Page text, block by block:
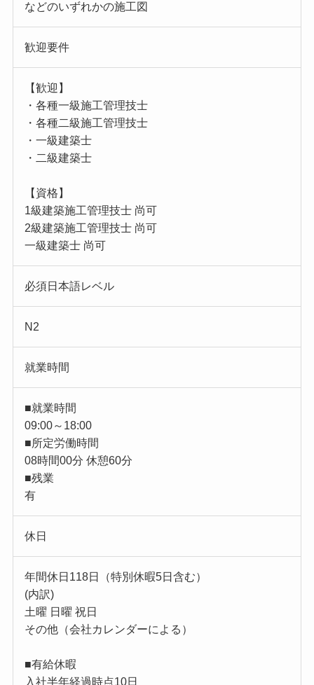
などのいずれかの施工図
歓迎要件
【歓迎】
・各種一級施工管理技士
・各種二級施工管理技士
・一級建築士
・二級建築士
【資格】
1級建築施工管理技士 尚可
2級建築施工管理技士 尚可
一級建築士 尚可
必須日本語レベル
N2
就業時間
■就業時間
09:00～18:00
■所定労働時間
08時間00分 休憩60分
■残業
有
休日
年間休日118日（特別休暇5日含む）
(内訳)
土曜 日曜 祝日
その他（会社カレンダーによる）
■有給休暇
入社半年経過時点10日